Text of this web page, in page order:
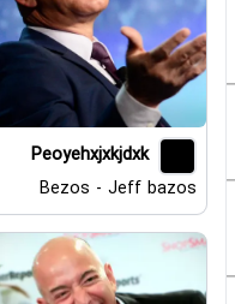
Peoyehxjxkjdxk
Bezos - Jeff bazos